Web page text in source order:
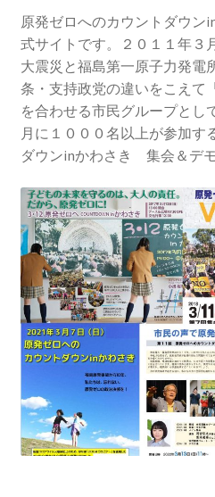
原発ゼロ金曜日行動 inか
2013.3.10 第２回原発ゼロ
さき 集会
2014.3.16 第３回原発ゼロ
さき 集会
2014.10.13 「今こそ９条
科会【原発は人権問題だ
2022.3.13 第11回原発ゼロ
さき 集会
2015.3.8 第4回原発ゼロへ
き 集会
2016.1.31 日本と原発上映
原発ゼロへのカウントダウン
式サイトです。２０１１年３
大震災と福島第一原子力発電
条・支持政党の違いをこえて
を合わせる市民グループとし
月に１０００名以上が参加す
ダウンinかわさき 集会＆デ